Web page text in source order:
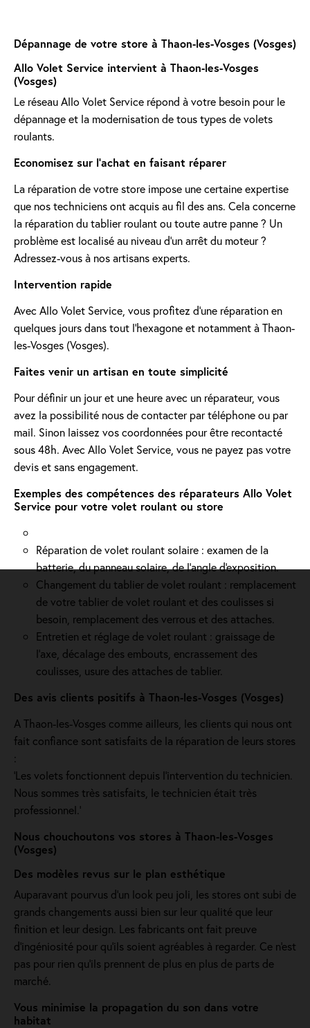
Dépannage de votre store à Thaon-les-Vosges (Vosges)
Allo Volet Service intervient à Thaon-les-Vosges
(Vosges)
Le réseau Allo Volet Service répond à votre besoin pour le
dépannage et la modernisation de tous types de volets
roulants.
Economisez sur l'achat en faisant réparer
La réparation de votre store impose une certaine expertise
que nos techniciens ont acquis au fil des ans. Cela concerne
la réparation du tablier roulant ou toute autre panne ? Un
problème est localisé au niveau d'un arrêt du moteur ?
Adressez-vous à nos artisans experts.
Intervention rapide
Avec Allo Volet Service, vous profitez d'une réparation en
quelques jours dans tout l'hexagone et notamment à Thaon-
les-Vosges (Vosges).
Faites venir un artisan en toute simplicité
Pour définir un jour et une heure avec un réparateur, vous
avez la possibilité nous de contacter par téléphone ou par
mail. Sinon laissez vos coordonnées pour être recontacté
sous 48h. Avec Allo Volet Service, vous ne payez pas votre
devis et sans engagement.
Exemples des compétences des réparateurs Allo Volet
Service pour votre volet roulant ou store
Réparation de volet roulant solaire : examen de la
batterie, du panneau solaire, de l'angle d'exposition.
Changement du tablier de volet roulant : remplacement
de votre tablier de volet roulant et des coulisses si
besoin, remplacement des verrous et des attaches.
Entretien et réglage de volet roulant : graissage de
l’axe, décalage des embouts, encrassement des
coulisses, usure des attaches de tablier.
Des avis clients positifs à Thaon-les-Vosges (Vosges)
A Thaon-les-Vosges comme ailleurs, les clients qui nous ont
fait confiance sont satisfaits de la réparation de leurs stores
:
'Les volets fonctionnent depuis l’intervention du technicien.
Nous sommes très satisfaits, le technicien était très
professionnel.'
Nous chouchoutons vos stores à Thaon-les-Vosges
(Vosges)
Des modèles revus sur le plan esthétique
Auparavant pourvus d'un look peu joli, les stores ont subi de
grands changements aussi bien sur leur qualité que leur
finition et leur design. Les fabricants ont fait preuve
d'ingéniosité pour qu'ils soient agréables à regarder. Ce n'est
pas pour rien qu'ils prennent de plus en plus de parts de
marché.
Vous minimise la propagation du son dans votre
habitat